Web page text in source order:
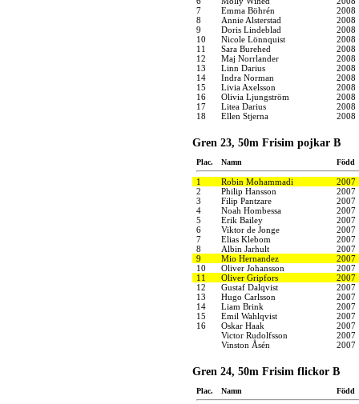
7
Emma Böhrén
2008
8
Annie Alsterstad
2008
9
Doris Lindeblad
2008
10
Nicole Lönnquist
2008
11
Sara Burehed
2008
12
Maj Norrlander
2008
13
Linn Darius
2008
14
Indra Norman
2008
15
Livia Axelsson
2008
16
Olivia Ljungström
2008
17
Litea Darius
2008
18
Ellen Stjerna 2008
Gren 23, 50m Frisim pojkar B
Plac. Namn Född
1 Robin Mohammadi
2007
2
Philip Hansson
2007
3
Filip Pantzare
2007
4
Noah Hombessa
2007
5
Erik Bailey
2007
6
Viktor de Jonge
2007
7
Elias Klebom
2007
8
Albin Jarhult
2007
9
Mio Hernandez
2007
10
Oliver Johansson
2007
11
Oliver Gripfors
2007
12
Gustaf Dalqvist
2007
13
Hugo Carlsson
2007
14
Liam Brink
2007
15
Emil Wahlqvist
2007
16
Oskar Haak
2007
Victor Rudolfsson
2007
Vinston Åsén
2007
Gren 24, 50m Frisim flickor B
Plac. Namn Född